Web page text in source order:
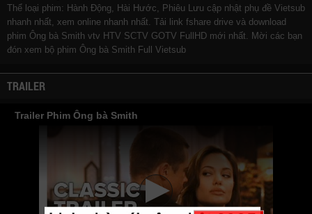
Thể loại phim: Hành Động, Hài Hước, Phiêu Lưu cập nhật phụ đề Vietsub
nhanh nhất, xem online nhanh nhất. Tải link fshare drive và download
phim Ông bà Smith vtv HTV SCTV GOTV FullHD mới nhất. Mời các bạn
đón xem bộ phim Ông bà Smith Full Vietsub
TRAILER
Trailer Phim Ông bà Smith